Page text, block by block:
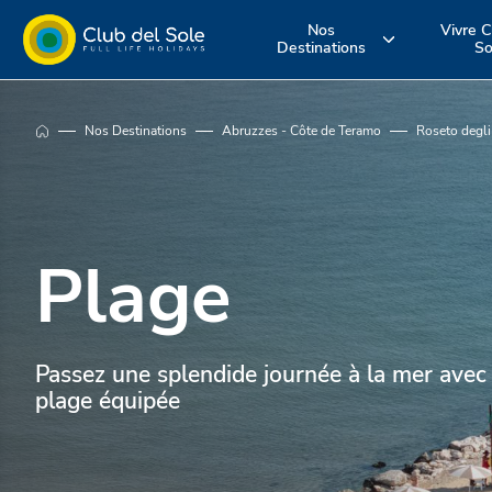
Nos
Destinations
Où voulez-vous
vacances?
Vivre
Découvrez
Vivez vos
vacances
vous le
Nos Destinations Abruzzes - Côte de Teramo Roseto
Plage
Passez une splendide journée à la mer
plage équipée